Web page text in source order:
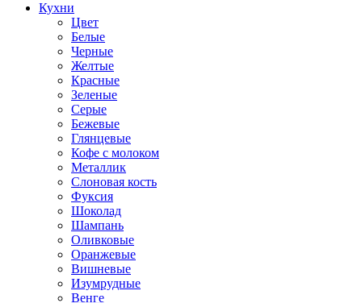
Кухни
Цвет
Белые
Черные
Желтые
Красные
Зеленые
Серые
Бежевые
Глянцевые
Кофе с молоком
Металлик
Слоновая кость
Фуксия
Шоколад
Шампань
Оливковые
Оранжевые
Вишневые
Изумрудные
Венге